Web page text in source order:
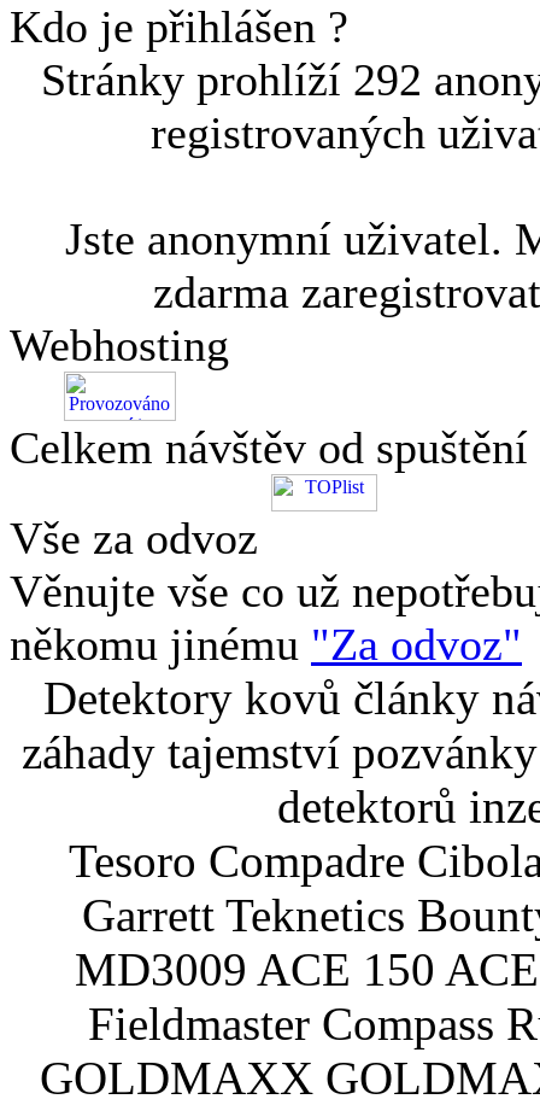
Kdo je přihlášen ?
Stránky prohlíží 292
registrovaných
Jste anonymní uživatel.
zdarma
Webhosting
Celkem návštěv od
Vše za odvoz
Věnujte vše co už
někomu jinému "Za odvoz"
Detektory kovů články
záhady tajemství
detektorů
Tesoro Compadre
Garrett Teknetics
MD3009 ACE 150
Fieldmaster Compass
GOLDMAXX